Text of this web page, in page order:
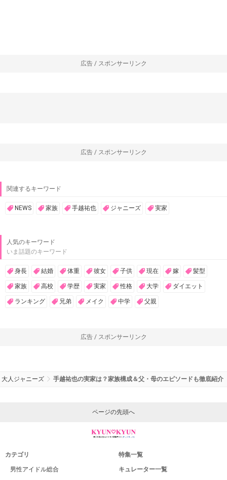
広告 / スポンサーリンク
広告 / スポンサーリンク
関連するキーワード
NEWS 家族 手越祐也 ジャニーズ 実家
人気のキーワード
いま話題のキーワード
身長 結婚 体重 彼女 子供 現在 嫁 髪型
家族 高校 学歴 実家 性格 大学 ダイエット
ランキング 兄弟 メイク 中学 父親
広告 / スポンサーリンク
大人ジャニーズ 手越祐也の実家は？家族構成＆父・母のエピソードも徹底紹介
ページの先頭へ
カテゴリ
男性アイドル総合
特集一覧
キュレーター一覧